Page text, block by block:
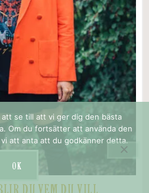
se till att vi ger dig den bästa
Om du fortsätter att använda den
att anta att du godkänner detta.
OK